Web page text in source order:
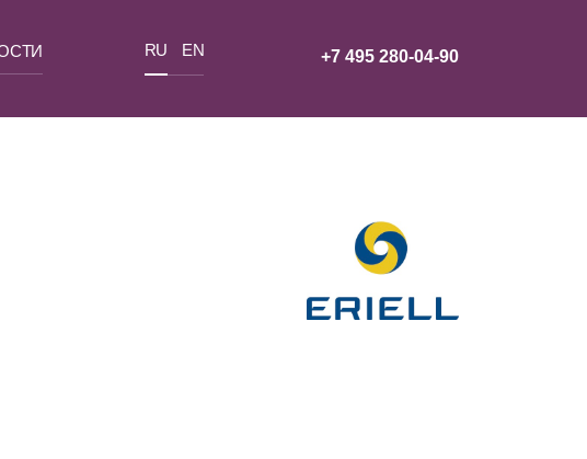
RU EN +7 495 280-04-90